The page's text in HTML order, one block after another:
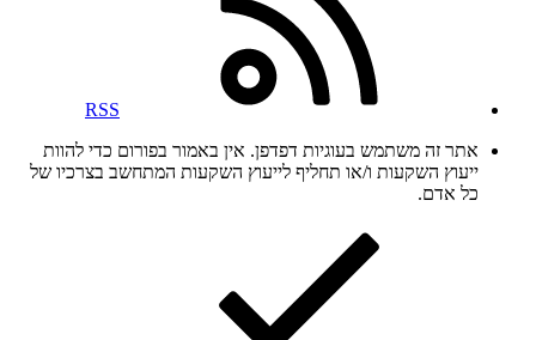
RSS
אתר זה משתמש בעוגיות דפדפן. אין באמור בפורום כדי להוות
ייעוץ השקעות ו/או תחליף לייעוץ השקעות המתחשב בצרכיו של
כל אדם.